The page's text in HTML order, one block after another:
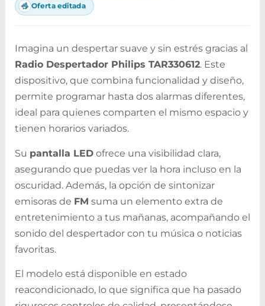
Oferta editada
Imagina un despertar suave y sin estrés gracias al
Radio Despertador Philips TAR330612. Este
dispositivo, que combina funcionalidad y diseño,
permite programar hasta dos alarmas diferentes,
ideal para quienes comparten el mismo espacio y
tienen horarios variados.
Su pantalla LED ofrece una visibilidad clara,
asegurando que puedas ver la hora incluso en la
oscuridad. Además, la opción de sintonizar
emisoras de FM suma un elemento extra de
entretenimiento a tus mañanas, acompañando el
sonido del despertador con tu música o noticias
favoritas.
El modelo está disponible en estado
reacondicionado, lo que significa que ha pasado